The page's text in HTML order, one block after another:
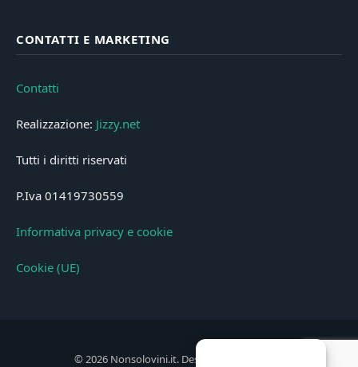
CONTATTI E MARKETING
Contatti
Realizzazione: Jizzy.net
Tutti i diritti riservati
P.Iva 01419730559
Informativa privacy e cookie
Cookie (UE)
© 2026 Nonsolovini.it. Designed by